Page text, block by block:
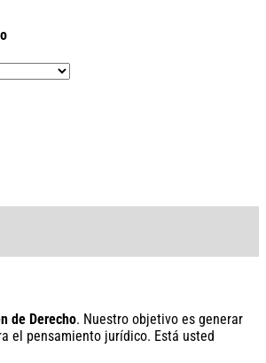
de Derecho. Nuestro objetivo es generar
el pensamiento jurídico. Está usted